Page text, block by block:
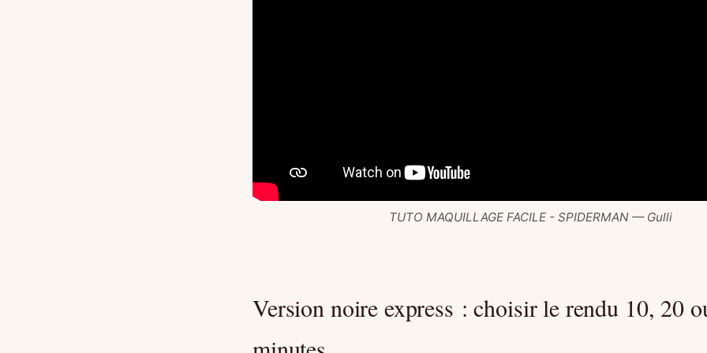
TUTO MAQUILLAGE FACILE - SPIDERMAN — Gulli
Version noire express : choisir le rendu 10, 20